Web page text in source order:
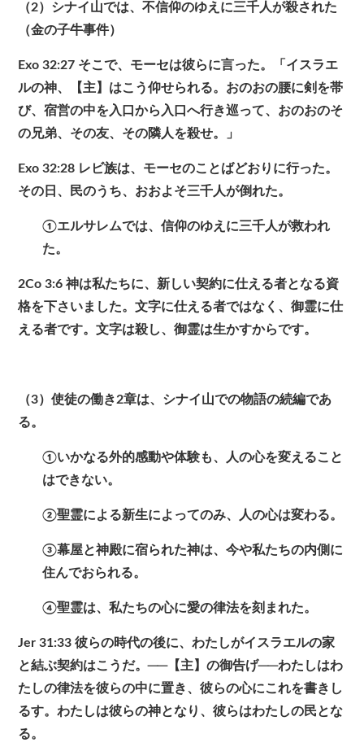
（2）シナイ山では、不信仰のゆえに三千人が殺された
（金の子牛事件）
Exo 32:27 そこで、モーセは彼らに言った。「イスラエ
ルの神、【主】はこう仰せられる。おのおの腰に剣を帯
び、宿営の中を入口から入口へ行き巡って、おのおのそ
の兄弟、その友、その隣人を殺せ。」
Exo 32:28 レビ族は、モーセのことばどおりに行った。
その日、民のうち、おおよそ三千人が倒れた。
①エルサレムでは、信仰のゆえに三千人が救われ
た。
2Co 3:6神は私たちに、新しい契約に仕える者となる資
格を下さいました。文字に仕える者ではなく、御霊に仕
える者です。文字は殺し、御霊は生かすからです。
（3）使徒の働き2章は、シナイ山での物語の続編であ
る。
①いかなる外的感動や体験も、人の心を変えること
はできない。
②聖霊による新生によってのみ、人の心は変わる。
③幕屋と神殿に宿られた神は、今や私たちの内側に
住んでおられる。
④聖霊は、私たちの心に愛の律法を刻まれた。
Jer 31:33彼らの時代の後に、わたしがイスラエルの家
と結ぶ契約はこうだ。──【主】の御告げ──わたしはわ
たしの律法を彼らの中に置き、彼らの心にこれを書きし
るす。わたしは彼らの神となり、彼らはわたしの民とな
る。